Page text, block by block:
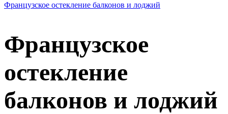
Французское остекление балконов и лоджий
Французское
остекление
балконов и лоджий